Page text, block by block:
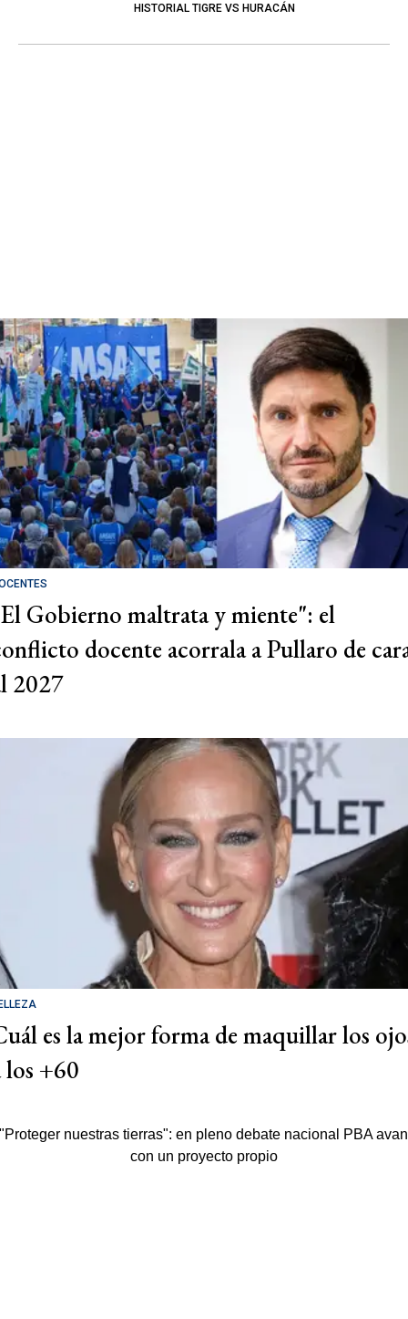
HISTORIAL TIGRE VS HURACÁN
Gobierno maltrata y miente": el
docente acorrala a Pullaro de
2027
es la mejor forma de maquillar los
los +60